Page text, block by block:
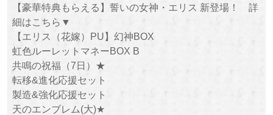
【豪華特典もらえる】誓いの女神・エリス 新登場！ 詳
細はこちら▼
【エリス（花嫁）PU】幻神BOX
虹色ルーレットマネーBOX B
共鳴の祝福（7日）★
転移&進化応援セット
製造&強化応援セット
天のエンブレム(大)★